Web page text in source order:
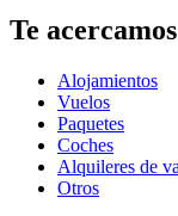
Te
Alojamientos
Vuelos
Paquetes
Coches
Alquileres de
Otros